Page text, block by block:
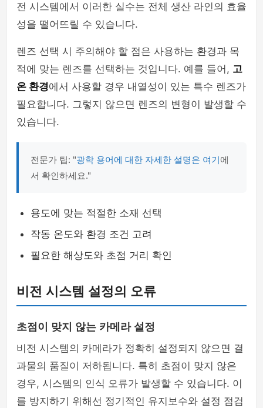
전 시스템에서 이러한 실수는 전체 생산 라인의 효율
성을 떨어뜨릴 수 있습니다.
렌즈 선택 시 주의해야 할 점은 사용하는 환경과 목
적에 맞는 렌즈를 선택하는 것입니다. 예를 들어, 고
온 환경에서 사용할 경우 내열성이 있는 특수 렌즈가
필요합니다. 그렇지 않으면 렌즈의 변형이 발생할 수
있습니다.
전문가 팁: "광학 용어에 대한 자세한 설명은 여기에
서 확인하세요."
용도에 맞는 적절한 소재 선택
작동 온도와 환경 조건 고려
필요한 해상도와 초점 거리 확인
비전 시스템 설정의 오류
초점이 맞지 않는 카메라 설정
비전 시스템의 카메라가 정확히 설정되지 않으면 결
과물의 품질이 저하됩니다. 특히 초점이 맞지 않은
경우, 시스템의 인식 오류가 발생할 수 있습니다. 이
를 방지하기 위해선 정기적인 유지보수와 설정 점검